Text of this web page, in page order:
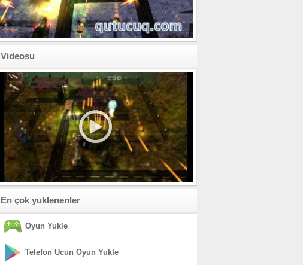
Videosu
En çok yuklenenler
Oyun Yukle
Telefon Ucun Oyun Yukle